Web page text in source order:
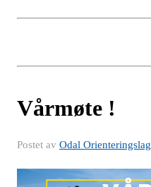
Vårmøte !
Postet av Odal Orienteringslag